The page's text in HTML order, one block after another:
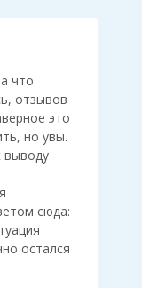
что
отзывов
это
но увы.
выводу
сюда:
остался